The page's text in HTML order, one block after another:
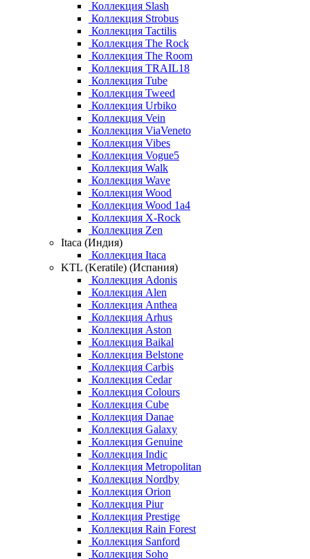
Коллекция Slash
Коллекция Strobus
Коллекция Tactilis
Коллекция The Rock
Коллекция The Room
Коллекция TRAIL18
Коллекция Tube
Коллекция Tweed
Коллекция Urbiko
Коллекция Vein
Коллекция ViaVeneto
Коллекция Vibes
Коллекция Vogue5
Коллекция Walk
Коллекция Wave
Коллекция Wood
Коллекция Wood 1a4
Коллекция X-Rock
Коллекция Zen
Itaca (Индия)
Коллекция Itaca
KTL (Keratile) (Испания)
Коллекция Adonis
Коллекция Alen
Коллекция Anthea
Коллекция Arhus
Коллекция Aston
Коллекция Baikal
Коллекция Belstone
Коллекция Carbis
Коллекция Cedar
Коллекция Colours
Коллекция Cube
Коллекция Danae
Коллекция Galaxy
Коллекция Genuine
Коллекция Indic
Коллекция Metropolitan
Коллекция Nordby
Коллекция Orion
Коллекция Piur
Коллекция Prestige
Коллекция Rain Forest
Коллекция Sanford
Коллекция Soho